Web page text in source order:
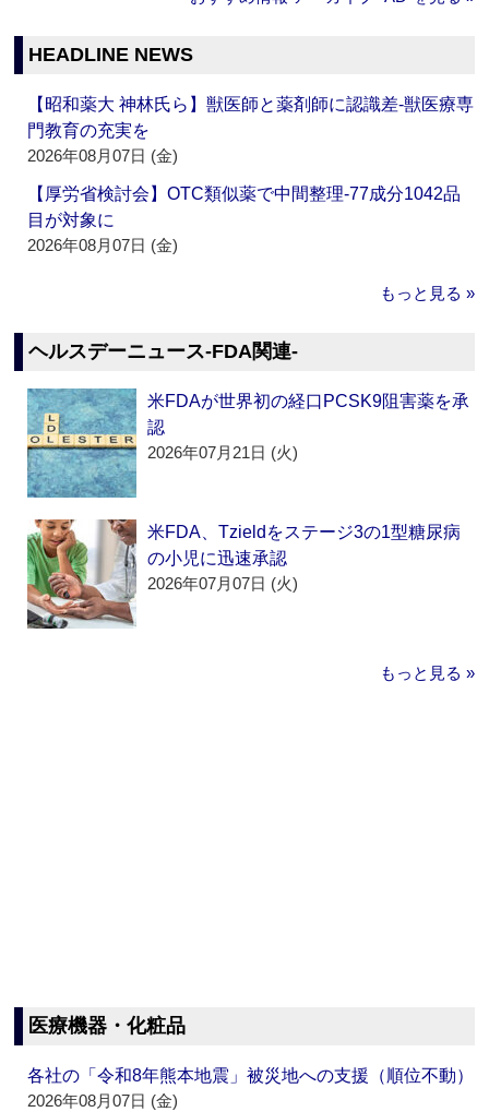
HEADLINE NEWS
【昭和薬大 神林氏ら】獣医師と薬剤師に認識差‐獣医療専
門教育の充実を
2026年08月07日 (金)
【厚労省検討会】OTC類似薬で中間整理‐77成分1042品
目が対象に
2026年08月07日 (金)
もっと見る »
ヘルスデーニュース‐FDA関連‐
米FDAが世界初の経口PCSK9阻害薬を承
認
2026年07月21日 (火)
米FDA、Tzieldをステージ3の1型糖尿病
の小児に迅速承認
2026年07月07日 (火)
もっと見る »
医療機器・化粧品
各社の「令和8年熊本地震」被災地への支援（順位不動）
2026年08月07日 (金)